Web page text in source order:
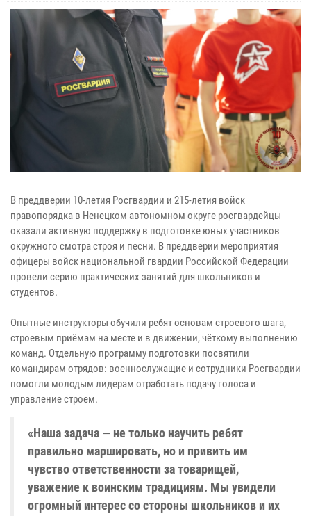
В преддверии 10-летия Росгвардии и 215-летия войск
правопорядка в Ненецком автономном округе росгвардейцы
оказали активную поддержку в подготовке юных участников
окружного смотра строя и песни. В преддверии мероприятия
офицеры войск национальной гвардии Российской Федерации
провели серию практических занятий для школьников и
студентов.
Опытные инструкторы обучили ребят основам строевого шага,
строевым приёмам на месте и в движении, чёткому выполнению
команд. Отдельную программу подготовки посвятили
командирам отрядов: военнослужащие и сотрудники Росгвардии
помогли молодым лидерам отработать подачу голоса и
управление строем.
«Наша задача — не только научить ребят
правильно маршировать, но и привить им
чувство ответственности за товарищей,
уважение к воинским традициям. Мы увидели
огромный интерес со стороны школьников и их